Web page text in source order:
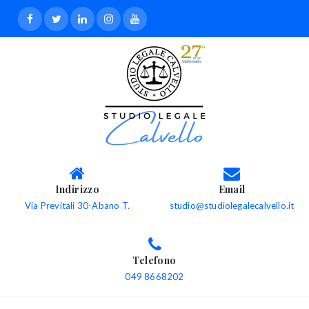
Indirizzo
Via Previtali 30-Abano T.
Email
studio@studiolegalecalvello.it
Telefono
049 8668202